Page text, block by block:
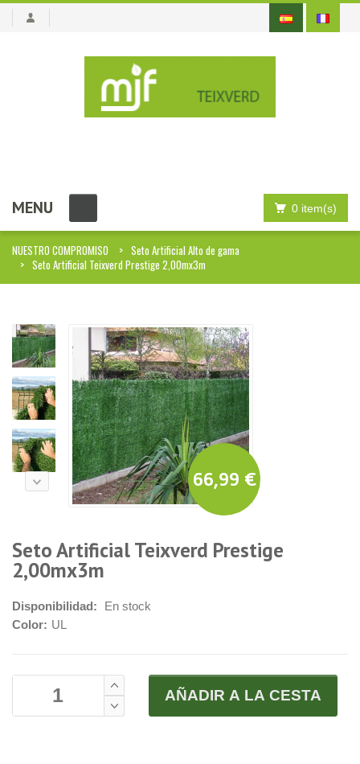
MENU 0 item(s)
NUESTRO COMPROMISO
Seto Artificial Alto de gama
Seto Artificial Teixverd Prestige 2,00mx3m
66,99 €
Seto Artificial Teixverd Prestige
2,00mx3m
Disponibilidad:
En stock
Color: UL
AÑADIR A LA CESTA